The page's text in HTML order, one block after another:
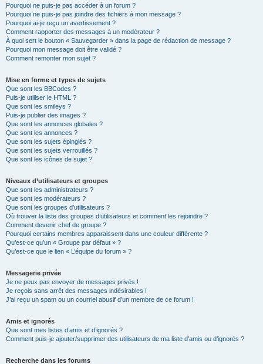
Pourquoi ne puis-je pas accéder à un forum ?
Pourquoi ne puis-je pas joindre des fichiers à mon message ?
Pourquoi ai-je reçu un avertissement ?
Comment rapporter des messages à un modérateur ?
À quoi sert le bouton « Sauvegarder » dans la page de rédaction de message ?
Pourquoi mon message doit être validé ?
Comment remonter mon sujet ?
Mise en forme et types de sujets
Que sont les BBCodes ?
Puis-je utiliser le HTML ?
Que sont les smileys ?
Puis-je publier des images ?
Que sont les annonces globales ?
Que sont les annonces ?
Que sont les sujets épinglés ?
Que sont les sujets verrouillés ?
Que sont les icônes de sujet ?
Niveaux d’utilisateurs et groupes
Que sont les administrateurs ?
Que sont les modérateurs ?
Que sont les groupes d’utilisateurs ?
Où trouver la liste des groupes d’utilisateurs et comment les rejoindre ?
Comment devenir chef de groupe ?
Pourquoi certains membres apparaissent dans une couleur différente ?
Qu’est-ce qu’un « Groupe par défaut » ?
Qu’est-ce que le lien « L’équipe du forum » ?
Messagerie privée
Je ne peux pas envoyer de messages privés !
Je reçois sans arrêt des messages indésirables !
J’ai reçu un spam ou un courriel abusif d’un membre de ce forum !
Amis et ignorés
Que sont mes listes d’amis et d’ignorés ?
Comment puis-je ajouter/supprimer des utilisateurs de ma liste d’amis ou d’ignorés ?
Recherche dans les forums